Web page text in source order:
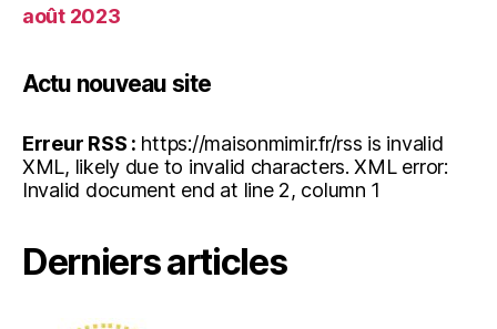
août 2023
Actu nouveau site
Erreur RSS : https://maisonmimir.fr/rss is invalid
XML, likely due to invalid characters. XML error:
Invalid document end at line 2, column 1
Derniers articles